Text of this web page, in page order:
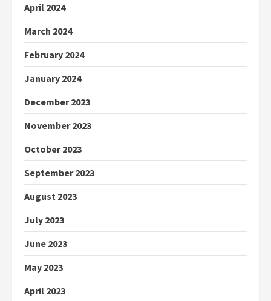
April 2024
March 2024
February 2024
January 2024
December 2023
November 2023
October 2023
September 2023
August 2023
July 2023
June 2023
May 2023
April 2023